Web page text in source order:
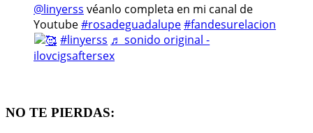
@linyerss véanlo completa en mi canal de
Youtube#rosadeguadalupe#fandesurelacion
#linyerss ♬ sonido original -
ilovcigsaftersex
NO TE PIERDAS: